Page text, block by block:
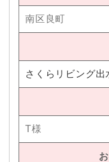
南区良町
さくらリビング出
T様